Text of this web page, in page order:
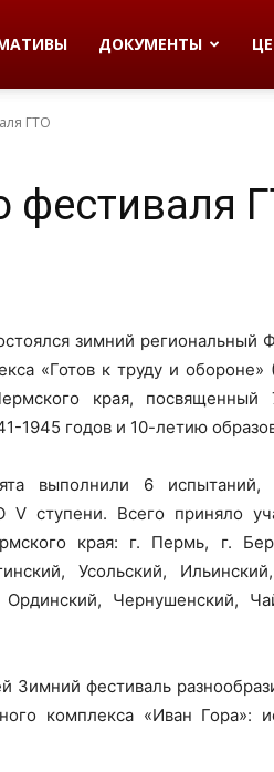
ДОКУМЕНТЫ
ГТО
фестиваля
зимний региональный
«Готов к труду и
края,
1945 годов и 10-летию
выполнили 6
V ступени. Всего приняло
края: г. Пермь, г.
Усольский,
Ординский, Чернушенский,
фестиваль
комплекса «Иван Гора»: